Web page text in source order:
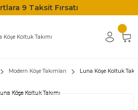
9 Taksit Fırsatı
Modern Köşe Takımları Luna Köşe Koltuk